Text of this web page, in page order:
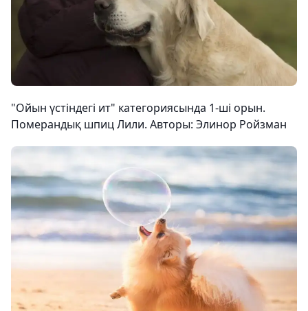
"Ойын үстіндегі ит" категориясында 1-ші орын.
Померандық шпиц Лили. Авторы: Элинор Ройзман